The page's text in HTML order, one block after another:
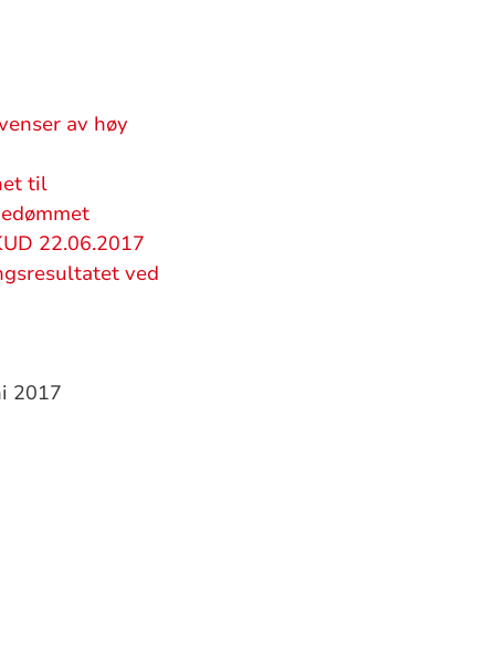
av høy
til
22.06.2017
ved
2017